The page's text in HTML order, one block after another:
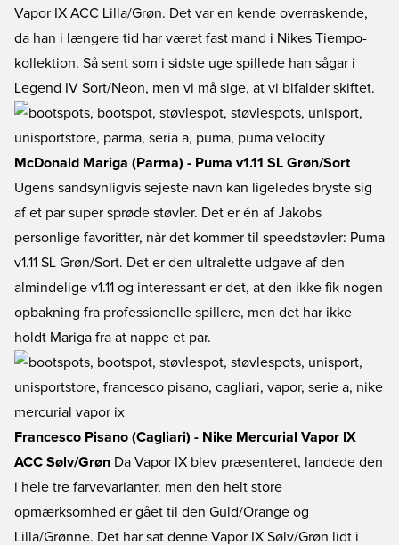
Vapor IX ACC Lilla/Grøn. Det var en kende overraskende,
da han i længere tid har været fast mand i Nikes Tiempo-
kollektion. Så sent som i sidste uge spillede han sågar i
Legend IV Sort/Neon, men vi må sige, at vi bifalder skiftet.
McDonald Mariga (Parma) - Puma v1.11 SL Grøn/Sort
Ugens sandsynligvis sejeste navn kan ligeledes bryste sig
af et par super sprøde støvler. Det er én af Jakobs
personlige favoritter, når det kommer til speedstøvler: Puma
v1.11 SL Grøn/Sort. Det er den ultralette udgave af den
almindelige v1.11 og interessant er det, at den ikke fik nogen
opbakning fra professionelle spillere, men det har ikke
holdt Mariga fra at nappe et par.
Francesco Pisano (Cagliari) - Nike Mercurial Vapor IX
ACC Sølv/Grøn Da Vapor IX blev præsenteret, landede den
i hele tre farvevarianter, men den helt store
opmærksomhed er gået til den Guld/Orange og
Lilla/Grønne. Det har sat denne Vapor IX Sølv/Grøn lidt i